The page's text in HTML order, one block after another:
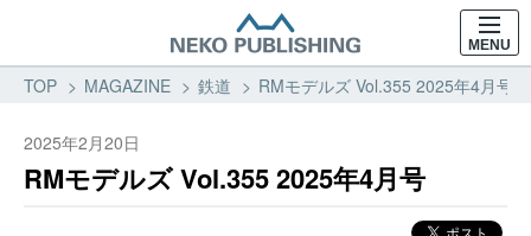
MENU
TOP MAGAZINE 鉄道 RMモデルズ Vol.355 2025年4月号 |
2025年2月20日
RMモデルズ Vol.355 2025年4月号